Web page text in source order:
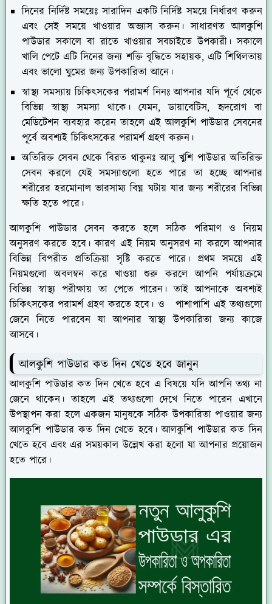
দিনের নির্দিষ্ট সময়েঃসারাদিন একটি নির্দিষ্ট সময়ে নির্ধারণ করুন
এবং সেই সময়ে খাওয়ার অভ্যাস করুন। সাধারণত আলকুশি
পাউডার সকালে বা রাতে খাওয়ার সবচাইতে উপকারী। সকালে
খালি পেটে এটি দিনের জন্য শক্তি বৃদ্ধিতে সহায়ক, এটি শিথিলতায়
এবং ভালো ঘুমের জন্য উপকারিতা আনে।
স্বাস্থ্য সমস্যায় চিকিৎসকের পরামর্শ নিনঃআপনার যদি পূর্বে থেকে
বিভিন্ন স্বাস্থ্য সমস্যা থাকে। যেমন, ডায়াবেটিস, হৃদরোগ বা
মেডিটেশন ব্যবহার করেন তাহলে এই আলকুশি পাউডার সেবনের
পূর্বে অবশ্যই চিকিৎসকের পরামর্শ গ্রহণ করুন।
অতিরিক্ত সেবন থেকে বিরত থাকুনঃআলু খুশি পাউডার অতিরিক্ত
সেবন করলে যেই সমস্যাগুলো হতে পারে তা হচ্ছে আপনার
শরীরের হরমোনাল ভারসাম্য বিঘ্ন ঘটায় যার জন্য শরীরের বিভিন্ন
ক্ষতি হতে পারে।
আলকুশি পাউডার সেবন করতে হলে সঠিক পরিমাণ ও নিয়ম
অনুসরণ করতে হবে। কারণ এই নিয়ম অনুসরণ না করলে আপনার
বিভিন্ন বিপরীত প্রতিক্রিয়া সৃষ্টি করতে পারে। প্রথম সময়ে এই
নিয়মগুলো অবলম্বন করে খাওয়া শুরু করলে আপনি পর্যায়ক্রমে
বিভিন্ন স্বাস্থ্য পরীক্ষায় তা পেতে পারেন। তাই আপনাকে অবশ্যই
চিকিৎসকের পরামর্শ গ্রহণ করতে হবে। ও পাশাপাশি এই তথ্যগুলো
জেনে নিতে পারবেন যা আপনার স্বাস্থ্য উপকারিতা জন্য কাজে
আসবে।
আলকুশি পাউডার কত দিন খেতে হবে জানুন
আলকুশি পাউডার কত দিন খেতে হবে এ বিষয়ে যদি আপনি তথ্য না
জেনে থাকেন। তাহলে এই তথ্যগুলো দেখে নিতে পারেন এখানে
উপস্থাপন করা হলে একজন মানুষকে সঠিক উপকারিতা পাওয়ার জন্য
আলকুশি পাউডার কত দিন খেতে হবে। আলকুশি পাউডার কত দিন
খেতে হবে এবং এর সময়কাল উল্লেখ করা হলো যা আপনার প্রয়োজন
হতে পারে।